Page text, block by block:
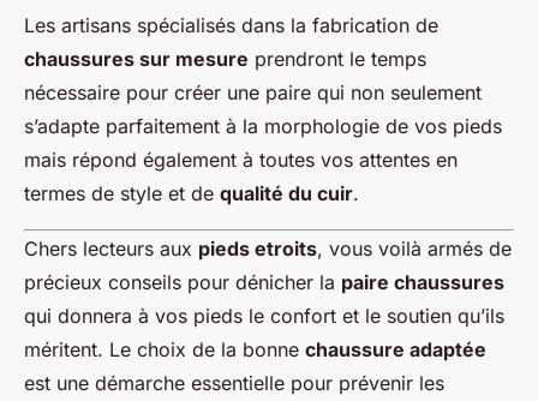
Les artisans spécialisés dans la fabrication de
chaussures sur mesure prendront le temps
nécessaire pour créer une paire qui non seulement
s’adapte parfaitement à la morphologie de vos pieds
mais répond également à toutes vos attentes en
termes de style et de qualité du cuir.
Chers lecteurs aux pieds etroits, vous voilà armés de
précieux conseils pour dénicher la paire chaussures
qui donnera à vos pieds le confort et le soutien qu’ils
méritent. Le choix de la bonne chaussure adaptée
est une démarche essentielle pour prévenir les